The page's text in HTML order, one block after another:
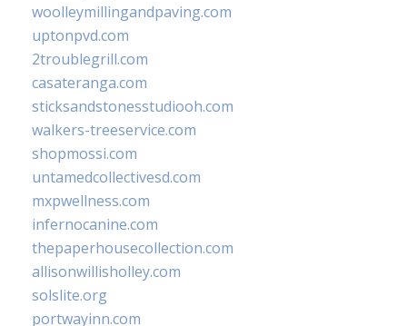
woolleymillingandpaving.com
uptonpvd.com
2troublegrill.com
casateranga.com
sticksandstonesstudiooh.com
walkers-treeservice.com
shopmossi.com
untamedcollectivesd.com
mxpwellness.com
infernocanine.com
thepaperhousecollection.com
allisonwillisholley.com
solslite.org
portwayinn.com